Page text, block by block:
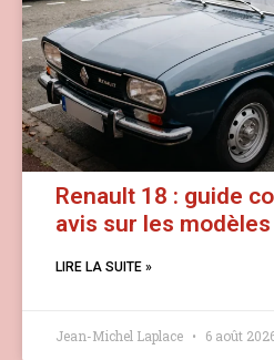
Renault 18 : guide
avis sur les modèles
LIRE LA SUITE »
Jean-Michel Laplace 6 août